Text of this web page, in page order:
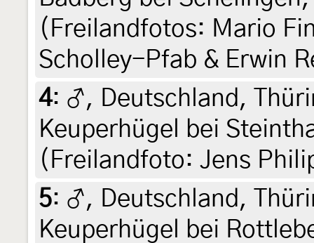
(Freilandfotos: Mario
Scholley-Pfab & Erwin
4: ♂, Deutschland,
Keuperhügel bei
(Freilandfoto: Jens
5: ♂, Deutschland,
Keuperhügel bei